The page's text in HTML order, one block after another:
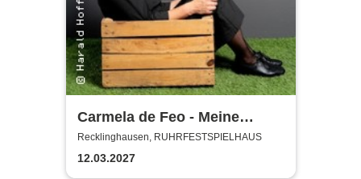
Carmela de Feo - Meine
besten Knaller
Recklinghausen, RUHRFESTSPIELHAUS
12.03.2027